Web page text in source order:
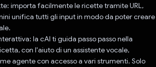
importa facilmente le ricette tramite URL,
unifica tutti gli input in modo da poter creare
la cAI ti guida passo passo nella
con l'aiuto di un assistente vocale,
agente con accesso a vari strumenti. Solo